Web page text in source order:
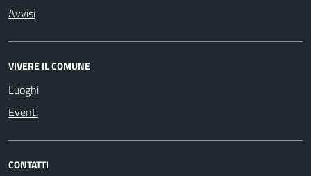
Avvisi
VIVERE IL COMUNE
Luoghi
Eventi
CONTATTI